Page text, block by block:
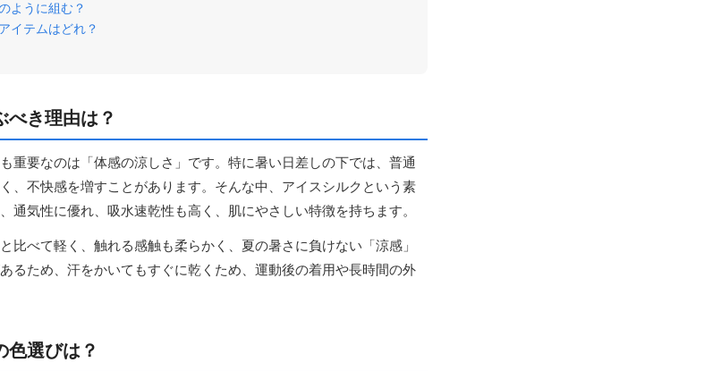
ように組む？
イテムはどれ？
べき理由は？
重要なのは「体感の涼しさ」です。特に暑い日差しの下では、普通
、不快感を増すことがあります。そんな中、アイスシルクという素
通気性に優れ、吸水速乾性も高く、肌にやさしい特徴を持ちます。
比べて軽く、触れる感触も柔らかく、夏の暑さに負けない「涼感」
るため、汗をかいてもすぐに乾くため、運動後の着用や長時間の外
色選びは？